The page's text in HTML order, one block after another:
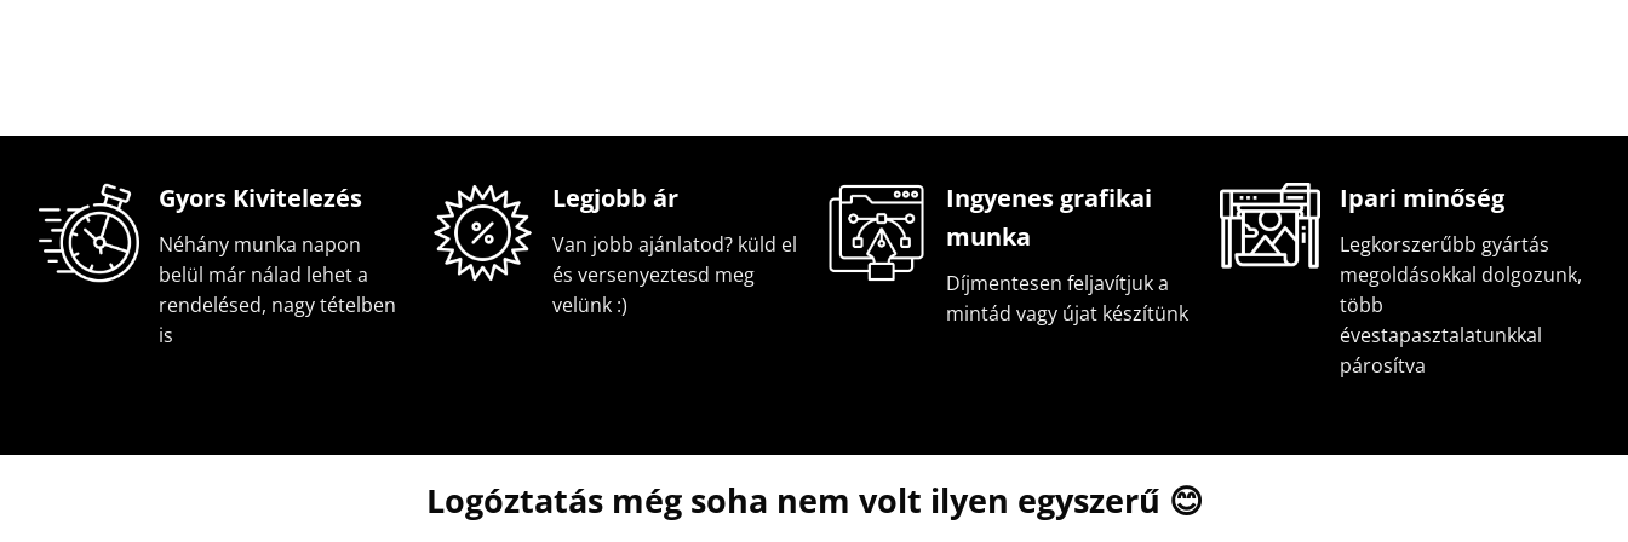
Gyors Kivitelezés
Néhány munka napon
belül már nálad lehet a
rendelésed, nagy tételben
is
Legjobb ár
Van jobb ajánlatod? küld el
és versenyeztesd meg
velünk :)
Ingyenes grafikai
munka
Díjmentesen feljavítjuk a
mintád vagy újat készítünk
Ipari minőség
Legkorszerűbb gyártás
megoldásokkal dolgozunk,
több
évestapasztalatunkkal
párosítva
Logóztatás még soha nem volt ilyen egyszerű 😊